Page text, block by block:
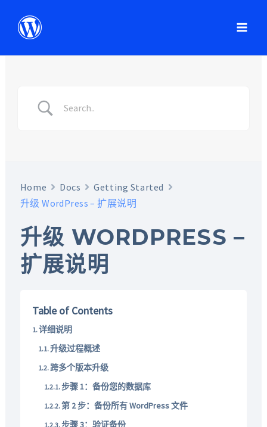
Home Docs
Getting Started
升级 WordPress – 扩展说明
升级 WORDPRESS –
扩展说明
Table of Contents
详细说明
升级过程概述
跨多个版本升级
步骤 1：备份您的数据库
第 2 步：备份所有 WordPress 文件
步骤 3：验证备份